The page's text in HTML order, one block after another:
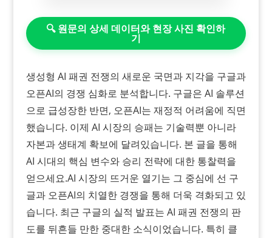
🔍 원문의 상세 데이터와 현장 사진 확인하
기
생성형 AI 패권 전쟁의 새로운 국면과 지각을 구글과
오픈AI의 경쟁 심화로 분석합니다. 구글은 AI 솔루션
으로 급성장한 반면, 오픈AI는 재정적 어려움에 직면
했습니다. 이제 AI 시장의 승패는 기술력뿐 아니라
자본과 생태계 확보에 달려있습니다. 본 글을 통해
AI 시대의 핵심 변수와 승리 전략에 대한 통찰력을
얻으세요.​AI 시장의 뜨거운 열기는 그 중심에 선 구
글과 오픈AI의 치열한 경쟁을 통해 더욱 격화되고 있
습니다. 최근 구글의 실적 발표는 AI 패권 전쟁의 판
도를 뒤흔들 만한 중대한 소식이었습니다. 특히 클